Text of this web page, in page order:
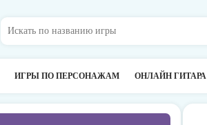
ИГРЫ ПО ПЕРСОНАЖАМ ОНЛАЙН ГИТАРА